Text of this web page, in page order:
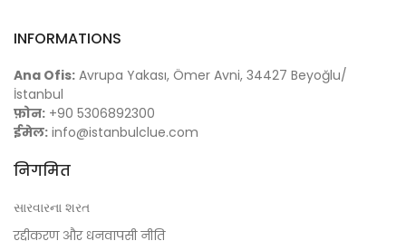
INFORMATIONS
Ana Ofis: Avrupa Yakası, Ömer Avni, 34427 Beyoğlu/
İstanbul
फ़ोन: +90 5306892300
ईमेल: info@istanbulclue.com
निगमित
સારવારના શરત
रद्दीकरण और धनवापसी नीति